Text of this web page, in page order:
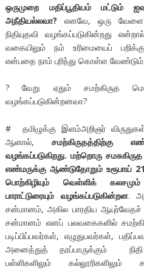
ஒருமுறை மதிப்பூதியம் மட்டும்
அநீதியல்லவா? எனவே, ஒரு வேளை
நிதியுதவி வழங்கப்படுகின்றது
வகையிலும் நம் உரிமையைப்
என்பதை நாம் புரிந்து கொள்ள வேண்டும்.
? வேறு ஏதும் சமற்கிருத
வழங்கப்படுகின்றனவா?
# தமிழுக்கு இளம்அறிஞர்
ஆனால், சமற்கிருதத்திற்கு
வழங்கப்படுகிறது. மற்றொரு
எண்மருக்கு ஆண்டுதோறும் உரூபாய்
பொற்கிழியும் வெள்ளிக்
பாராட்டுரையும் வழங்கப்படுகின்றன.
சன்மானம், அகில பாரதிய
சன்மானம் எனப் பலவகைகளில்
படிப்பிப்பவர்கள், எழுதுபவர்கள்,
அனைத்துத் தரப்பாருக்கும்
பள்ளிகளிலும்